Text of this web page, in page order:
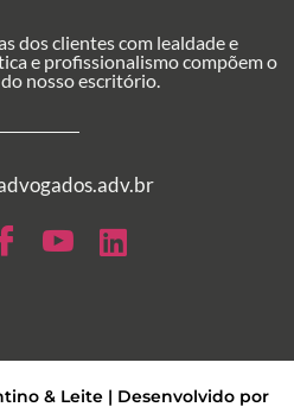
dos clientes com lealdade e
e profissionalismo compõem o
nosso escritório.
& Leite | Desenvolvido por